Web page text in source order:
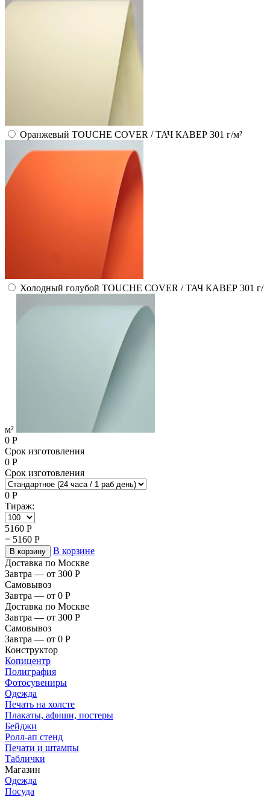
Оранжевый TOUCHE COVER / ТАЧ КАВЕР 301 г/м²
Холодный голубой TOUCHE COVER / ТАЧ КАВЕР 301 г/
м²
0 Р
Срок изготовления
0 Р
Срок изготовления
0 Р
Тираж:
5160 Р
= 5160 Р
В корзину
В корзине
Доставка по Москве
Завтра — от 300 Р
Самовывоз
Завтра — от 0 Р
Доставка по Москве
Завтра — от 300 Р
Самовывоз
Завтра — от 0 Р
Конструктор
Копицентр
Полиграфия
Фотосувениры
Одежда
Печать на холсте
Плакаты, афиши, постеры
Бейджи
Ролл-ап стенд
Печати и штампы
Таблички
Магазин
Одежда
Посуда